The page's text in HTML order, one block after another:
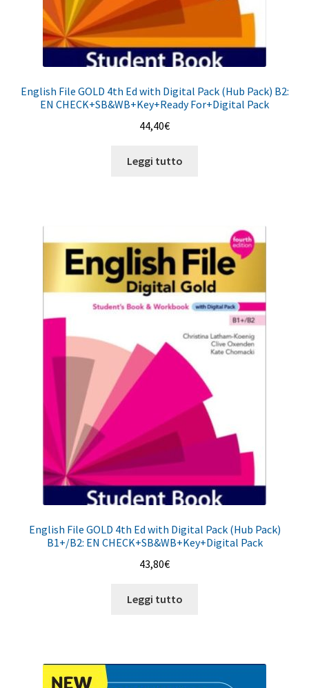
English File GOLD 4th Ed with Digital Pack (Hub Pack) B2:
EN CHECK+SB&WB+Key+Ready For+Digital Pack
44,40€
Leggi tutto
English File GOLD 4th Ed with Digital Pack (Hub Pack)
B1+/B2: EN CHECK+SB&WB+Key+Digital Pack
43,80€
Leggi tutto